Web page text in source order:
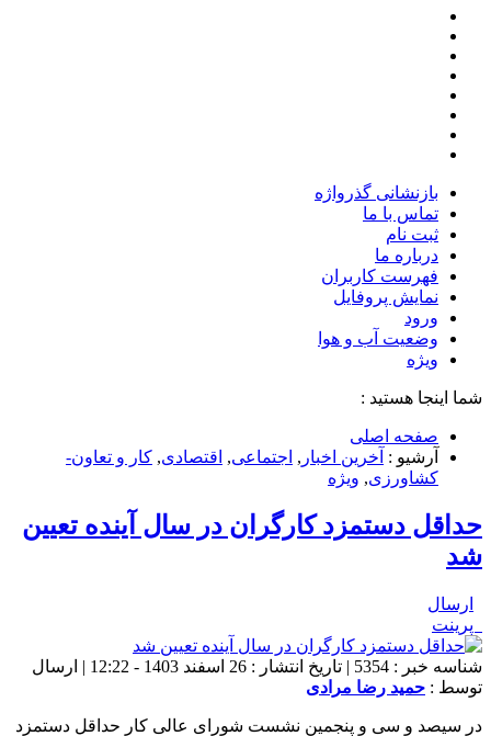
بازنشانی گذرواژه
تماس با ما
ثبت نام
درباره ما
فهرست کاربران
نمایش پروفایل
ورود
وضعیت آب و هوا
ویژه
شما اینجا هستید :
صفحه اصلی
آرشیو : آخرین اخبار , اجتماعی, اقتصادی, کار و تعاون-
کشاورزی, ویژه
حداقل دستمزد کارگران در سال آینده تعیین
شد
ارسال
پرینت
شناسه خبر : 5354 | تاریخ انتشار : 26 اسفند 1403 - 12:22 | ارسال
توسط : حمید رضا مرادی
در سیصد و سی و پنجمین نشست شورای عالی کار حداقل دستمزد